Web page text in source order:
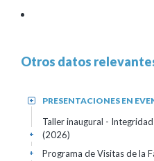
Otros datos
PRESENTACIONES EN
+
Taller inaugural -
(2026)
+
Programa de Visitas de la
+